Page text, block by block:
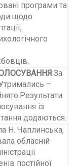
програми та
щодо
:За
–
із
додаються.
Н. Чаплинська,
обласній
постійної